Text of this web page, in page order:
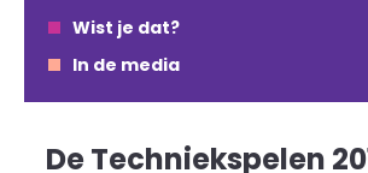
Wist je dat?
In de media
De Techniekspelen